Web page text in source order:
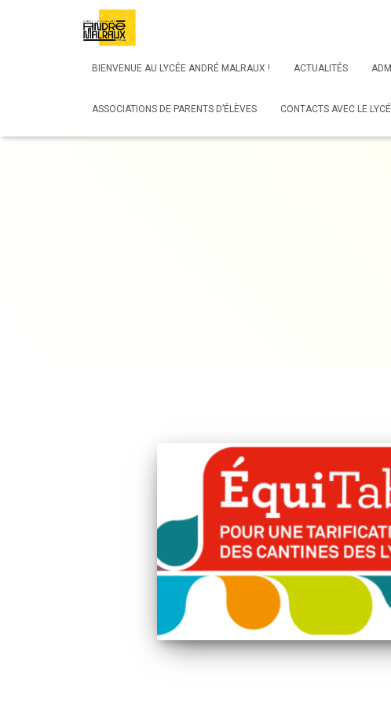
BIENVENUE AU LYCÉE ANDRÉ MALRAUX ! ACTUALITÉS
ASSOCIATIONS DE PARENTS D’ÉLÈVES CONTACTS AVEC LE